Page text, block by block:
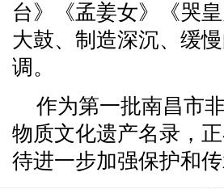
台》《孟姜女》《哭
大鼓、制造深沉、缓
调。
作为第一批南昌市
物质文化遗产名录，
待进一步加强保护和传